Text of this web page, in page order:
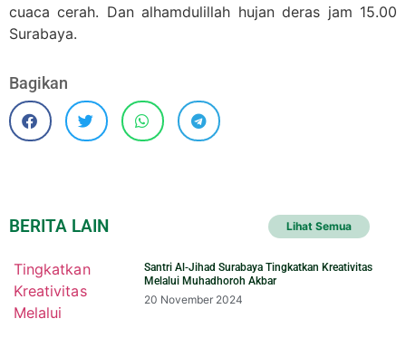
cuaca cerah. Dan alhamdulillah hujan deras jam 15.00
Surabaya.
Bagikan
BERITA LAIN Lihat Semua
Santri Al-Jihad Surabaya Tingkatkan Kreativitas
Melalui Muhadhoroh Akbar
20 November 2024